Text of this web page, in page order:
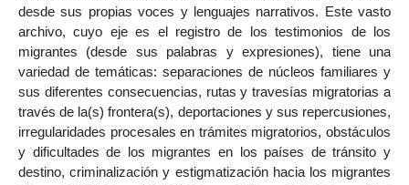
desde sus propias voces y lenguajes narrativos. Este vasto
archivo, cuyo eje es el registro de los testimonios de los
migrantes (desde sus palabras y expresiones), tiene una
variedad de temáticas: separaciones de núcleos familiares y
sus diferentes consecuencias, rutas y travesías migratorias a
través de la(s) frontera(s), deportaciones y sus repercusiones,
irregularidades procesales en trámites migratorios, obstáculos
y dificultades de los migrantes en los países de tránsito y
destino, criminalización y estigmatización hacia los migrantes